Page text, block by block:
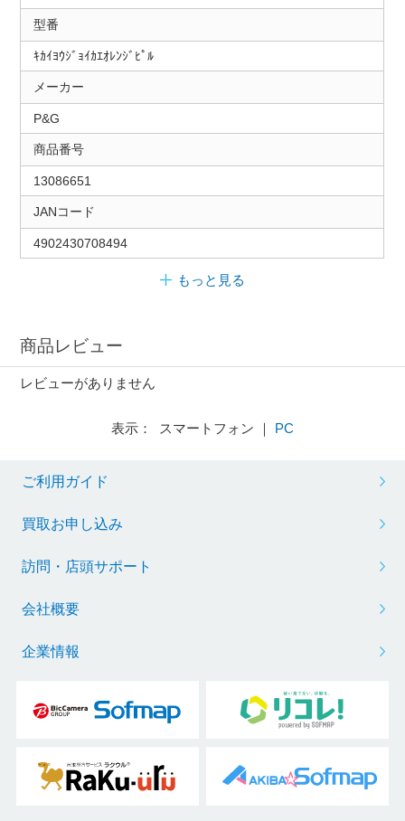
型番
ｷｶｲﾖｳｼﾞｮｲｶｴｵﾚﾝｼﾞﾋﾟﾙ
メーカー
P&G
商品番号
13086651
JANコード
4902430708494
もっと見る
商品レビュー
レビューがありません
表示： スマートフォン ｜ PC
ご利用ガイド
買取お申し込み
訪問・店頭サポート
会社概要
企業情報